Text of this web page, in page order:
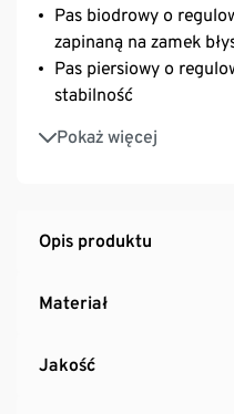
Pas biodrowy o
zapinaną na zamek
Pas piersiowy o
stabilność
Pokaż więcej
Dwa regulowane paski
przymocowania
Wyściełane pasy
Z uchwytem do
Opis produktu
Materiał
Jakość